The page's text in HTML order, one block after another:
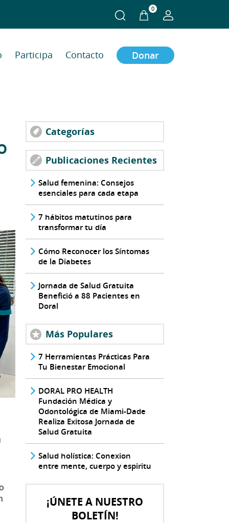
0
Participa Contacto Donar
Categorías
Publicaciones Recientes
Salud femenina: Consejos
esenciales para cada etapa
7 hábitos matutinos para
transformar tu día
Cómo Reconocer los Síntomas
de la Diabetes
Jornada de Salud Gratuita
Benefició a 88 Pacientes en
Doral
Más Populares
7 Herramientas Prácticas Para
Tu Bienestar Emocional
DORAL PRO HEALTH
Fundación Médica y
Odontológica de Miami-Dade
Realiza Exitosa Jornada de
Salud Gratuita
Salud holística: Conexion
entre mente, cuerpo y espiritu
¡ÚNETE A NUESTRO
BOLETÍN!